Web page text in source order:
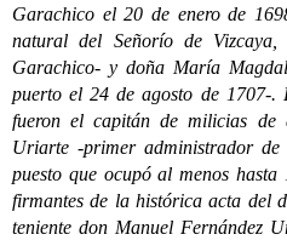
Garachico el 20 de enero de
natural del Señorío de
Garachico- y doña María
puerto el 24 de agosto de 1707-.
fueron el capitán de milicias de
Uriarte -primer administrador de
puesto que ocupó al menos
firmantes de la histórica acta del
teniente don Manuel Fernández